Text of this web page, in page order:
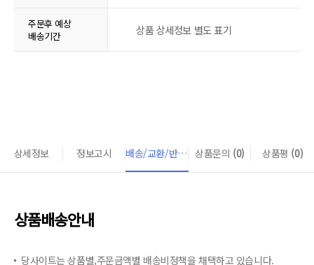
주문후 예상
배송기간
상품 상세정보 별도 표기
상세정보 정보고시 배송/교환/반품 안내 상품문의 (0) 상품평 (0)
상품배송안내
당사이트는 상품별,주문금액별 배송비정책을 채택하고 있습니다.